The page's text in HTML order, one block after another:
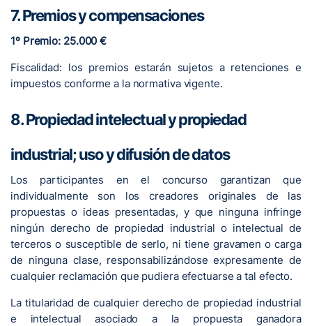
7. Premios y compensaciones
1º Premio: 25.000 €
Fiscalidad: los premios estarán sujetos a retenciones e
impuestos conforme a la normativa vigente.
8. Propiedad intelectual y propiedad
industrial; uso y difusión de datos
Los participantes en el concurso garantizan que
individualmente son los creadores originales de las
propuestas o ideas presentadas, y que ninguna infringe
ningún derecho de propiedad industrial o intelectual de
terceros o susceptible de serlo, ni tiene gravamen o carga
de ninguna clase, responsabilizándose expresamente de
cualquier reclamación que pudiera efectuarse a tal efecto.
La titularidad de cualquier derecho de propiedad industrial
e intelectual asociado a la propuesta ganadora